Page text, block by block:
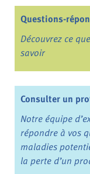
Questions-
Découvrez ce
savoir
Consulter un
Notre équipe
répondre à vos
maladies
la perte d’un